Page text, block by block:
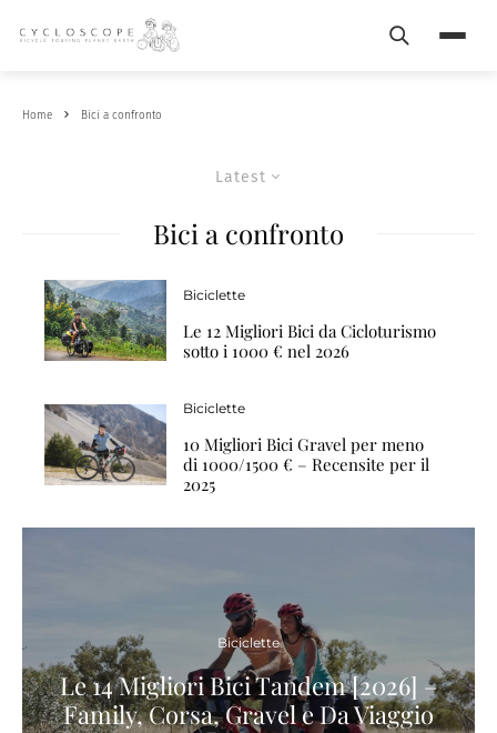
Search
Home Bici a confronto
Latest
Bici a confronto
Biciclette
Le 12 Migliori Bici da Cicloturismo
sotto i 1000 € nel 2026
Biciclette
10 Migliori Bici Gravel per meno
di 1000/1500 € – Recensite per il
2025
Biciclette
Le 14 Migliori Bici Tandem [2026] –
Family, Corsa, Gravel e Da Viaggio